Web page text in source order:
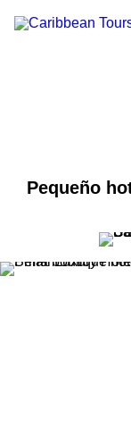
Pequeño